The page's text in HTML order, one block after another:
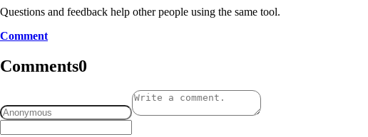
Questions and feedback help other people using the same tool.
Comment
Comments0